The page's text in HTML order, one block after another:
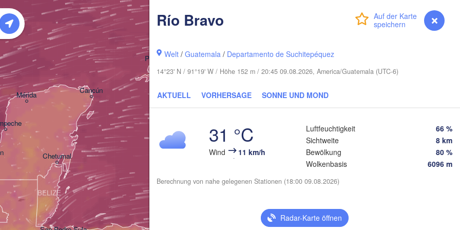
myVentusky Vorhersage
Río Bravo
Welt /Guatemala / Departamento de Suchitepéquez
14°23' N / 91°19' W / Höhe 152 m / 20:45 09.08.2026, America/Guatemala (UTC-6)
AKTUELL VORHERSAGE SONNE UND MOND
31 °C
Wind 11 km/h
Luftfeuchtigkeit
66 %
Sichtweite
8 km
Bewölkung
80 %
Wolkenbasis
6096 m
Berechnung von nahe gelegenen Stationen (18:00 09.08.2026)
Radar-Karte öffnen
Santa Clara
Pinar del Río
Mérida Cancún
Ciego de Ávila
Chetumal
BELIZE
Port-au-Prince
Kingston
Holguín